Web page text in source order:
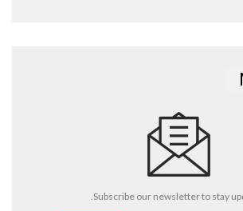
Subscribe our newsletter to stay